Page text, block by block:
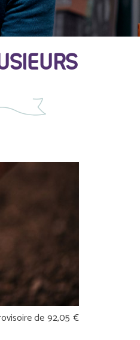
de 92,05 €